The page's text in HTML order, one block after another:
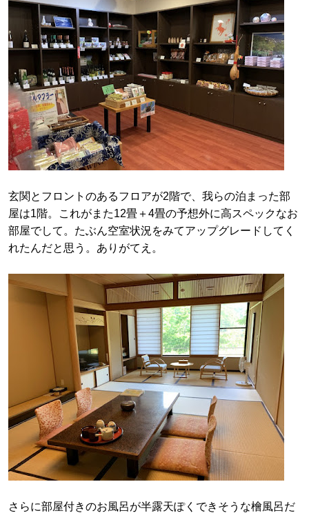
玄関とフロントのあるフロアが2階で、我らの泊まった部
屋は1階。これがまた12畳＋4畳の予想外に高スペックなお
部屋でして。たぶん空室状況をみてアップグレードしてく
れたんだと思う。ありがてえ。
さらに部屋付きのお風呂が半露天ぽくできそうな檜風呂だ